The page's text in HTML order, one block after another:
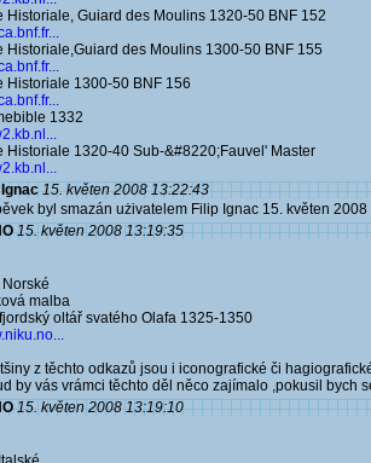
Historiale, Guiard des Moulins 1320-50 BNF 152
Historiale,Guiard des Moulins 1300-50 BNF 155
Historiale 1300-50 BNF 156
1332
Historiale 1320-40 Sub-&#8220;Fauvel' Master
Ignac 15. květen 2008 13:22:43
byl smazán użivatelem Filip Ignac 15. květen
15. květen 2008 13:19:35
malba
oltář svatého Olafa 1325-1350
z těchto odkazů jsou i iconografické či
by vás vrámci těchto děl něco zajímalo ,pokusil bych
15. květen 2008 13:19:10